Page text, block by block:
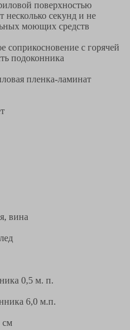
поверхностью
секунд и не
моющих средств
соприкосновение с горячей
подоконника
пленка-ламинат
вина
0,5 м. п.
6,0 м.п.
см